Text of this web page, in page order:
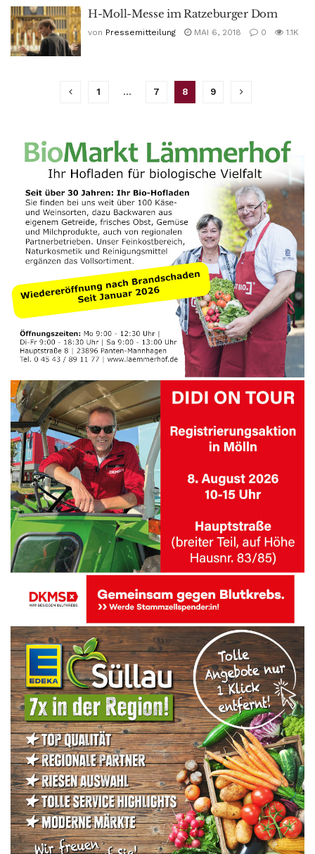
H-Moll-Messe im Ratzeburger Dom
von Pressemitteilung MAI 6, 2018 0 1.1K
1 … 7 8 9